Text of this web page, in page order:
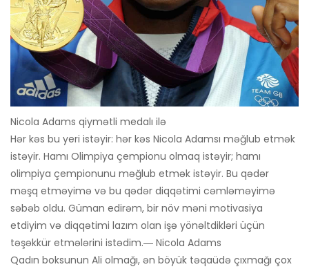
Nicola Adams qiymətli medalı ilə
Hər kəs bu yeri istəyir: hər kəs Nicola Adamsı məğlub etmək
istəyir. Hamı Olimpiya çempionu olmaq istəyir; hamı
olimpiya çempionunu məğlub etmək istəyir. Bu qədər
məşq etməyimə və bu qədər diqqətimi cəmləməyimə
səbəb oldu. Güman edirəm, bir növ məni motivasiya
etdiyim və diqqətimi lazım olan işə yönəltdikləri üçün
təşəkkür etmələrini istədim.― Nicola Adams
Qadın boksunun Ali olmağı, ən böyük təqaüdə çıxmağı çox